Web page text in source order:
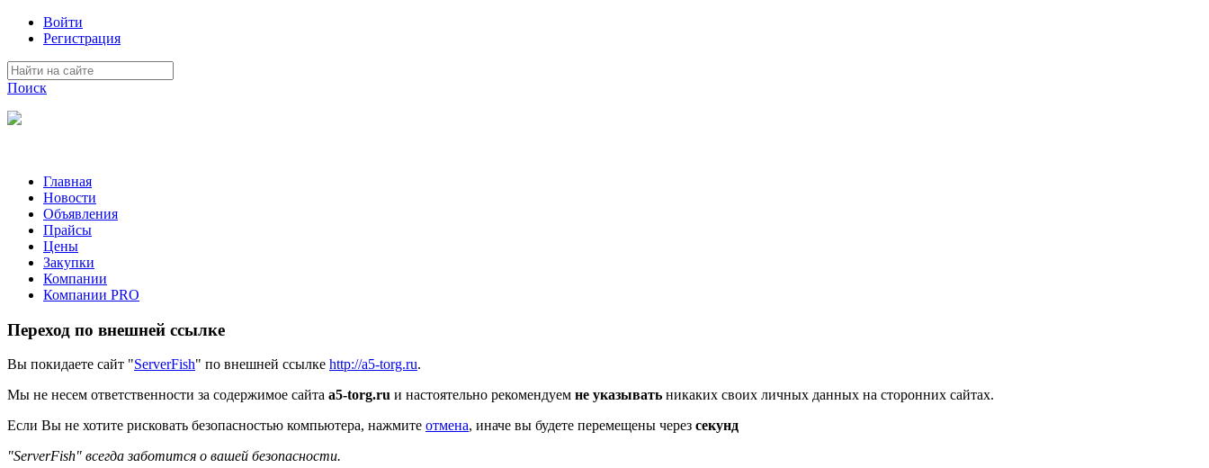
Войти
Регистрация
Поиск
Главная
Новости
Объявления
Прайсы
Цены
Закупки
Компании
Компании PRO
Переход по внешней ссылке
Вы покидаете сайт "ServerFish" по внешней ссылке http://a5-torg.ru.
Мы не несем ответственности за содержимое сайта a5-torg.ru и настоятельно рекомендуем не указывать никаких своих личных данных на сторонних сайтах.
Если Вы не хотите рисковать безопасностью компьютера, нажмите отмена, иначе вы будете перемещены через секунд
"ServerFish" всегда заботится о вашей безопасности.